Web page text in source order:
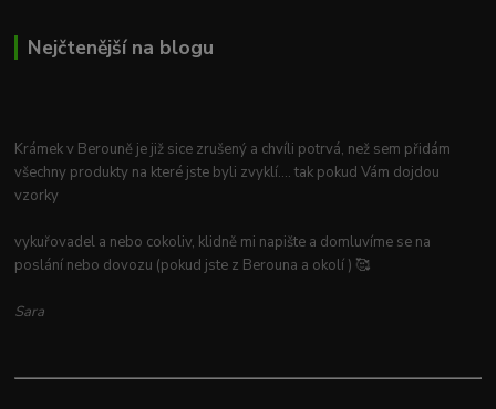
Nejčtenější na blogu
Krámek v Berouně je již sice zrušený a chvíli potrvá, než sem přidám
všechny produkty na které jste byli zvyklí.... tak pokud Vám dojdou
vzorky
vykuřovadel a nebo cokoliv, klidně mi napište a domluvíme se na
poslání nebo dovozu (pokud jste z Berouna a okolí ) 🥰
Sara